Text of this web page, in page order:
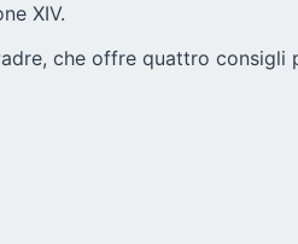
XIV.
che offre quattro